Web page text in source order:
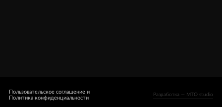
Пользовательское соглашение и
Политика конфиденциальности
Разработка — MTO studio